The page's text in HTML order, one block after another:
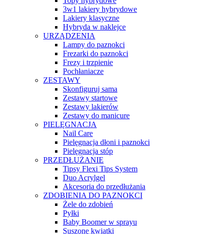
3w1 lakiery hybrydowe
Lakiery klasyczne
Hybryda w naklejce
URZĄDZENIA
Lampy do paznokci
Frezarki do paznokci
Frezy i trzpienie
Pochłaniacze
ZESTAWY
Skonfiguruj sama
Zestawy startowe
Zestawy lakierów
Zestawy do manicure
PIELĘGNACJA
Nail Care
Pielęgnacja dłoni i paznokci
Pielęgnacja stóp
PRZEDŁUŻANIE
Tipsy Flexi Tips System
Duo Acrylgel
Akcesoria do przedłużania
ZDOBIENIA DO PAZNOKCI
Żele do zdobień
Pyłki
Baby Boomer w sprayu
Suszone kwiatki